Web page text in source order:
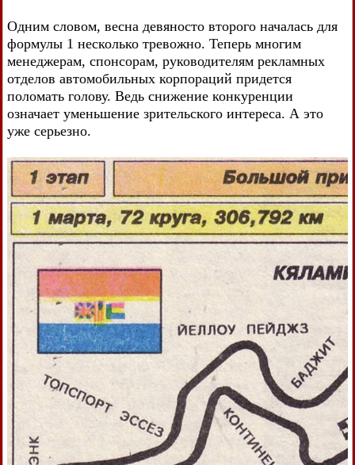
Одним словом, весна девяносто второго началась для
формулы 1 несколько тревожно. Теперь многим
менеджерам, спонсорам, руководителям рекламных
отделов автомобильных корпораций придется
поломать голову. Ведь снижение конкуренции
означает уменьшение зрительского интереса. А это
уже серьезно.